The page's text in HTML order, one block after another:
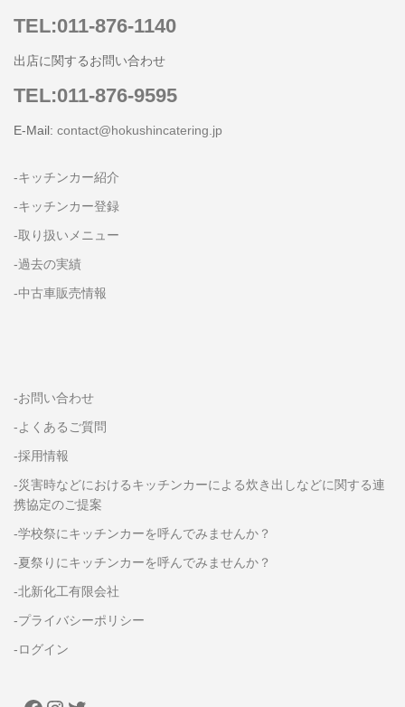
TEL:011-876-1140
出店に関するお問い合わせ
TEL:011-876-9595
E-Mail: contact@hokushincatering.jp
-キッチンカー紹介
-キッチンカー登録
-取り扱いメニュー
-過去の実績
-中古車販売情報
-お問い合わせ
-よくあるご質問
-採用情報
-災害時などにおけるキッチンカーによる炊き出しなどに関する連
携協定のご提案
-学校祭にキッチンカーを呼んでみませんか？
-夏祭りにキッチンカーを呼んでみませんか？
-北新化工有限会社
-プライバシーポリシー
-ログイン
FACEBOOK INSTAGRAM